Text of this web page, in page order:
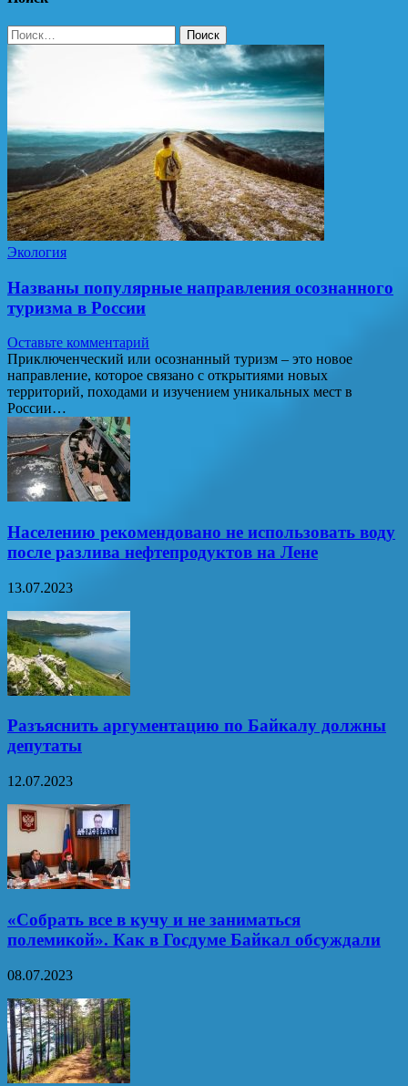
Найти:
Экология
Названы популярные направления осознанного
туризма в России
Оставьте комментарий
Приключенческий или осознанный туризм – это новое
направление, которое связано с открытиями новых
территорий, походами и изучением уникальных мест в
России…
Населению рекомендовано не использовать воду
после разлива нефтепродуктов на Лене
13.07.2023
Разъяснить аргументацию по Байкалу должны
депутаты
12.07.2023
«Собрать все в кучу и не заниматься
полемикой». Как в Госдуме Байкал обсуждали
08.07.2023